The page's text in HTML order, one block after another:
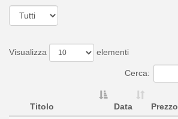
Visualizza elementi
Cerca:
Titolo Data Prezzo